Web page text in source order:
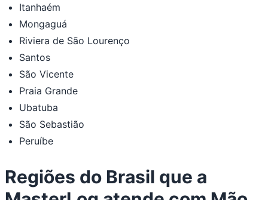
Itanhaém
Mongaguá
Riviera de São Lourenço
Santos
São Vicente
Praia Grande
Ubatuba
São Sebastião
Peruíbe
Regiões do Brasil que a